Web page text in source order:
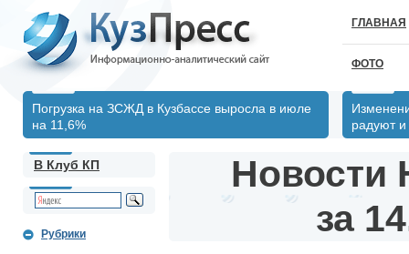
ГЛАВНАЯ
ФОТО
Погрузка на ЗСЖД в Кузбассе выросла в июле
на 11,6%
радуют и
В Клуб КП
Рубрики
Новости
за